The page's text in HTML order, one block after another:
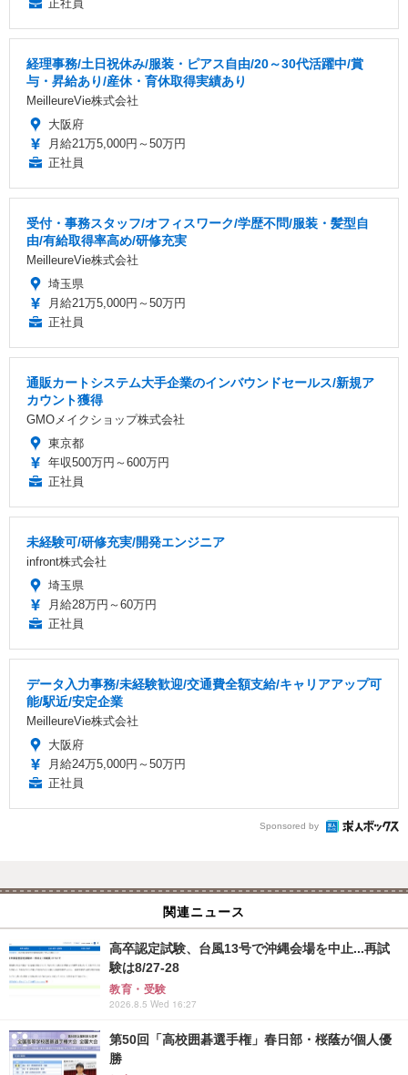
正社員
経理事務/土日祝休み/服装・ピアス自由/20～30代活躍中/賞
与・昇給あり/産休・育休取得実績あり
MeilleureVie株式会社
大阪府
月給21万5,000円～50万円
正社員
受付・事務スタッフ/オフィスワーク/学歴不問/服装・髪型自
由/有給取得率高め/研修充実
MeilleureVie株式会社
埼玉県
月給21万5,000円～50万円
正社員
通販カートシステム大手企業のインバウンドセールス/新規ア
カウント獲得
GMOメイクショップ株式会社
東京都
年収500万円～600万円
正社員
未経験可/研修充実/開発エンジニア
infront株式会社
埼玉県
月給28万円～60万円
正社員
データ入力事務/未経験歓迎/交通費全額支給/キャリアアップ可
能/駅近/安定企業
MeilleureVie株式会社
大阪府
月給24万5,000円～50万円
正社員
Sponsored by
関連ニュース
高卒認定試験、台風13号で沖縄会場を中止...再試
験は8/27-28
教育・受験
2026.8.5 Wed 16:27
第50回「高校囲碁選手権」春日部・桜蔭が個人優
勝